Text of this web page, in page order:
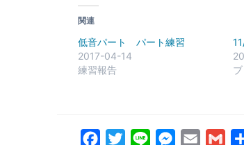
関連
低音パート パート練習
2017-04-14
練習報告
FacebookTwitterLine Messenger
Email